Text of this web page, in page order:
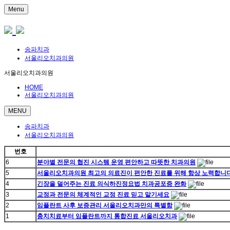
Menu
송파치과
서울리오치과의원
서울리오치과의원
HOME
서울리오치과의원
MENU
송파치과
서울리오치과의원
번호
6
분야별 전문의 협진 시스템 운영 편안하고 따뜻한 치과의원
5
서울리오치과의원 최고의 의료진이 편안한 진료를 위해 항상 노력합니
4
긴장을 덜어주는 진료 의식하진정요법 치과공포증 완화
3
교정과 전문의 체계적인 교정 진료 믿고 맡기세요
2
임플란트 사후 보증관리 서울리오치과만의 특별함
1
충치치료부터 임플란트까지 통합진료 서울리오치과